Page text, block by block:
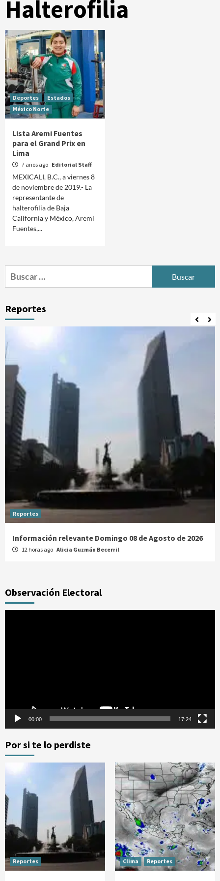
Halterofilia
Deportes
Estados
México Norte
Lista Aremi Fuentes
para el Grand Prix en
Lima
7 años ago Editorial Staff
MEXICALI, B.C., a viernes 8
de noviembre de 2019.- La
representante de
halterofilia de Baja
California y México, Aremi
Fuentes,...
Buscar:
Reportes
Reportes
Información relevante Domingo 08 de Agosto de 2026
12 horas ago Alicia Guzmán Becerril
Observación Electoral
00:00 17:24
Por si te lo perdiste
Reportes Clima Reportes